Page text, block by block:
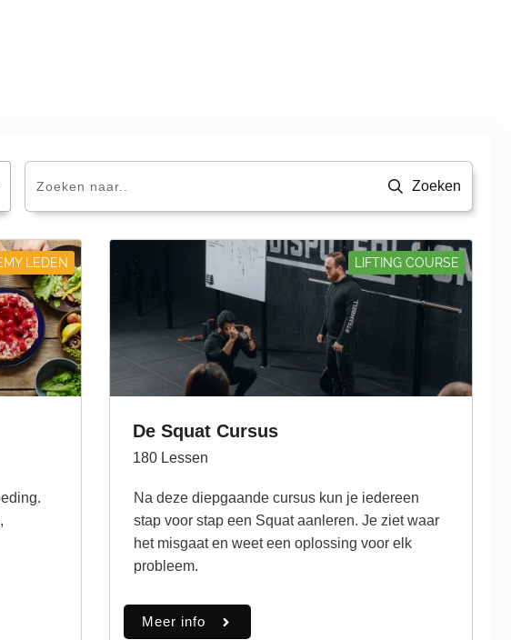
Zoeken
LEDEN LIFTING COURSE
De Squat Cursus
180 Lessen
Na deze diepgaande cursus kun je iedereen
stap voor stap een Squat aanleren. Je ziet waar
het misgaat en weet een oplossing voor elk
probleem.
Meer info